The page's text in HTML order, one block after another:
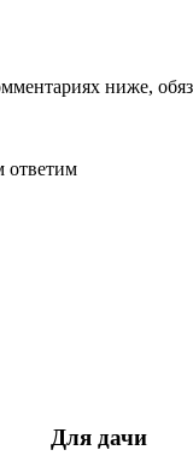
ниже,
ответим
Для дачи